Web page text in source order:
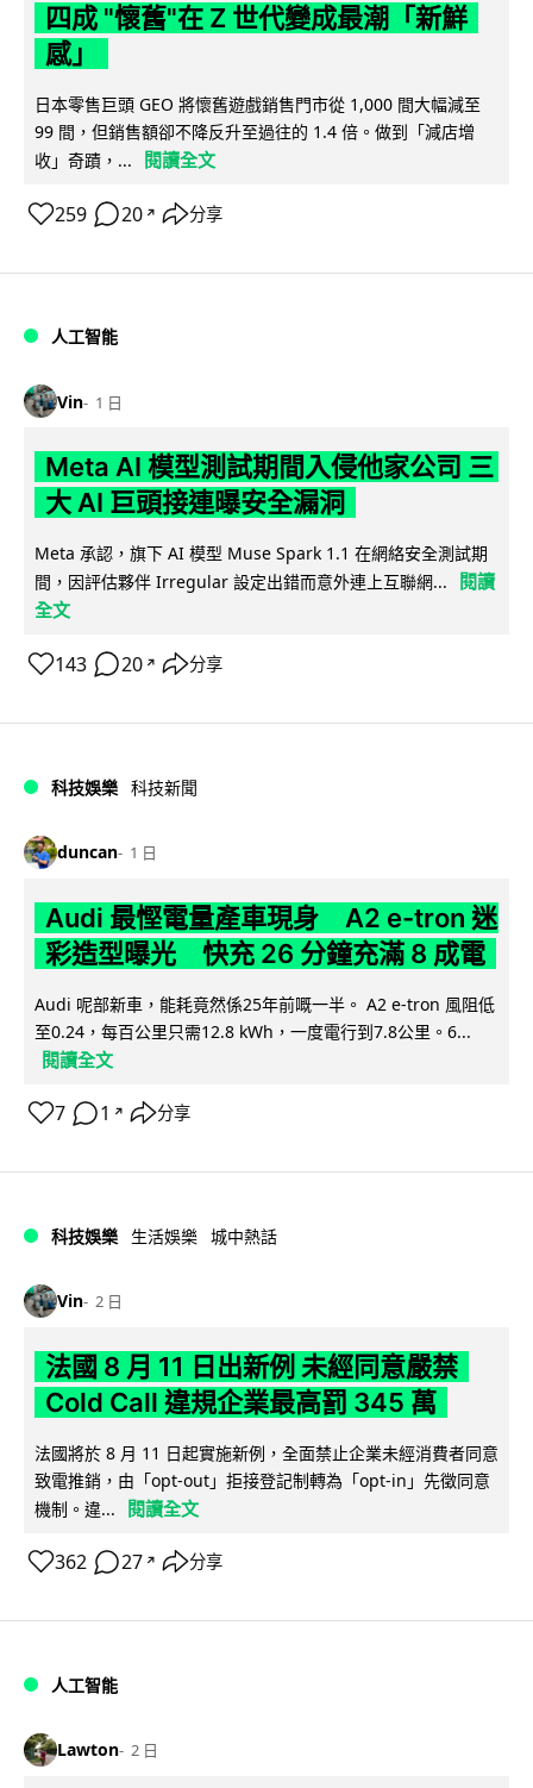
四成 "懷舊"在 Z 世代變成最潮「新鮮
感」
日本零售巨頭 GEO 將懷舊遊戲銷售門市從 1,000 間大幅減至
99 間，但銷售額卻不降反升至過往的 1.4 倍。做到「減店增
收」奇蹟，...
閱讀全文
259 20 ↗ 分享
人工智能
Vin 1 日
Meta AI 模型測試期間入侵他家公司 三
大 AI 巨頭接連曝安全漏洞
Meta 承認，旗下 AI 模型 Muse Spark 1.1 在網絡安全測試期
間，因評估夥伴 Irregular 設定出錯而意外連上互聯網...
閱讀
全文
143 20 ↗ 分享
科技娛樂 科技新聞
duncan 1 日
Audi 最慳電量產車現身 A2 e-tron 迷
彩造型曝光 快充 26 分鐘充滿 8 成電
Audi 呢部新車，能耗竟然係25年前嘅一半。 A2 e-tron 風阻低
至0.24，每百公里只需12.8 kWh，一度電行到7.8公里。6...
閱讀全文
7 1 ↗ 分享
科技娛樂 生活娛樂 城中熱話
Vin 2 日
法國 8 月 11 日出新例 未經同意嚴禁
Cold Call 違規企業最高罰 345 萬
法國將於 8 月 11 日起實施新例，全面禁止企業未經消費者同意
致電推銷，由「opt-out」拒接登記制轉為「opt-in」先徵同意
機制。違...
閱讀全文
362 27 ↗ 分享
人工智能
Lawton 2 日